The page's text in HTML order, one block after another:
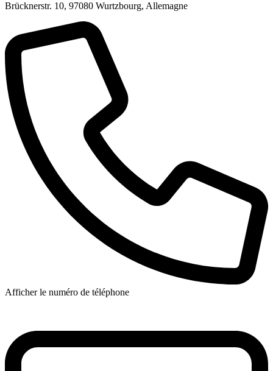
Brücknerstr. 10, 97080 Wurtzbourg, Allemagne
Afficher le numéro de téléphone